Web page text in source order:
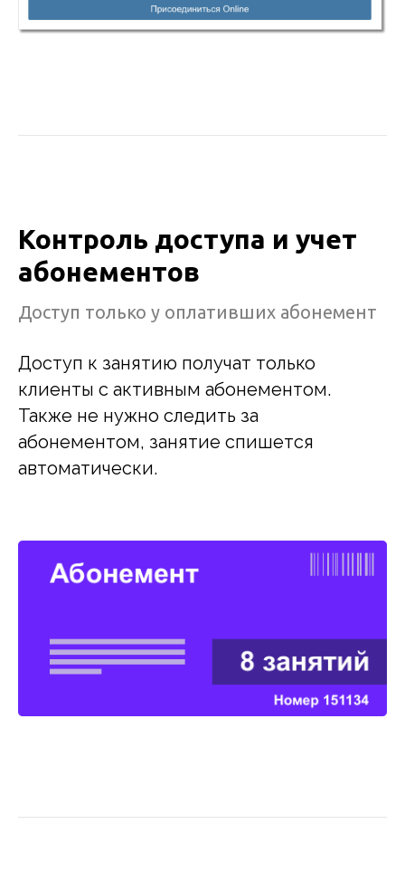
Контроль доступа и учет
абонементов
Доступ только у оплативших абонемент
Доступ к занятию получат только
клиенты с активным абонементом.
Также не нужно следить за
абонементом, занятие спишется
автоматически.